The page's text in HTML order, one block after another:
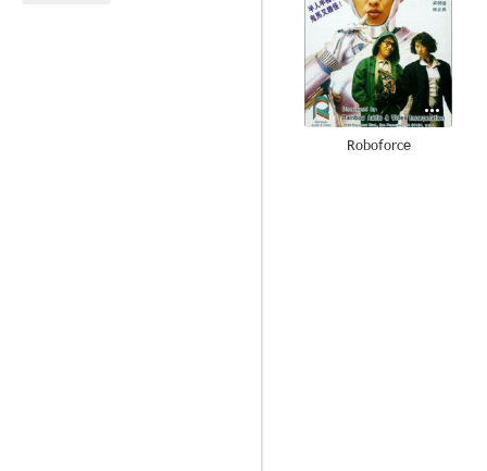
Roboforce